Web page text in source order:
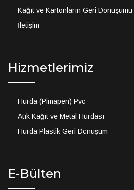
Kağıt ve Kartonların Geri Dönüşümü
İletişim
Hizmetlerimiz
Hurda (Pimapen) Pvc
Atık Kağıt ve Metal Hurdası
Hurda Plastik Geri Dönüşüm
E-Bülten